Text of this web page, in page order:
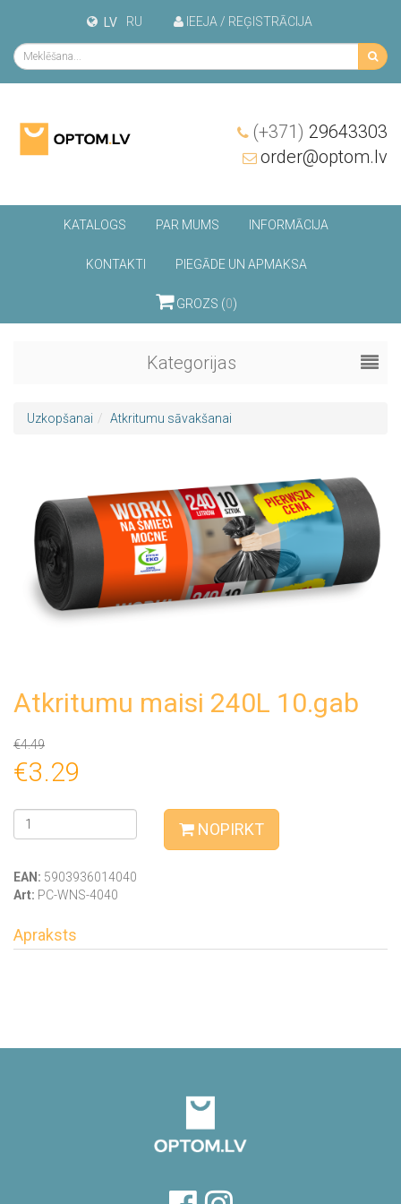
LV RU IEEJA / REĢISTRĀCIJA
(+371) 29643303
order@optom.lv
KATALOGS PAR MUMS INFORMĀCIJA
KONTAKTI PIEGĀDE UN APMAKSA
GROZS (0)
Kategorijas
Uzkopšanai Atkritumu sāvakšanai
Atkritumu maisi 240L 10.gab
€4.49
€3.29
NOPIRKT
EAN: 5903936014040
Art: PC-WNS-4040
Apraksts